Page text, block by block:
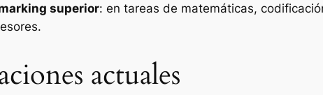
superior: en tareas de matemáticas,
actuales